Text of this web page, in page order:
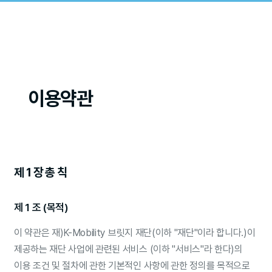
이용약관
제 1 장 총 칙
제 1 조 (목적)
이 약관은 재)K-Mobility 브릿지 재단(이하 "재단"이라 합니다.)이
제공하는 재단 사업에 관련된 서비스 (이하 "서비스"라 한다)의
이용 조건 및 절차에 관한 기본적인 사항에 관한 정의를 목적으로